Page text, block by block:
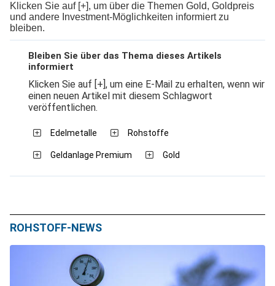
Klicken Sie auf [+], um über die Themen Gold, Goldpreis
und andere Investment-Möglichkeiten informiert zu
bleiben.
Bleiben Sie über das Thema dieses Artikels
informiert
Klicken Sie auf [+], um eine E-Mail zu erhalten, wenn wir
einen neuen Artikel mit diesem Schlagwort
veröffentlichen.
Edelmetalle Rohstoffe
Geldanlage Premium Gold
ROHSTOFF-NEWS